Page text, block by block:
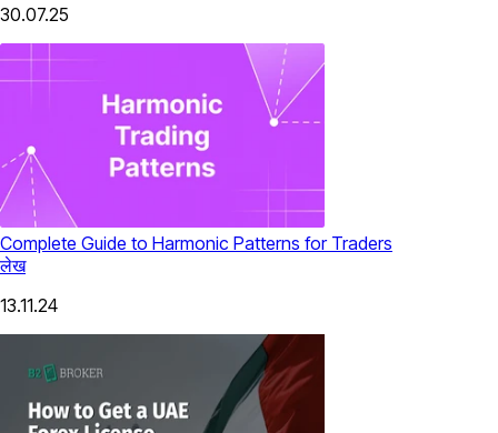
30.07.25
Complete Guide to Harmonic Patterns for Traders
लेख
13.11.24